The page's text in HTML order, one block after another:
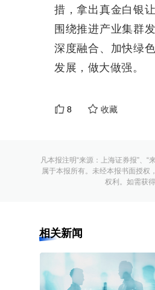
措，拿出真金白银
围绕推进产业集群
深度融合、加快绿
发展，做大做强。
8 收藏
凡本报注明“来源：上海证券报”、
属于本报所有。未经本报书面授权
权利。如需获
相关新闻